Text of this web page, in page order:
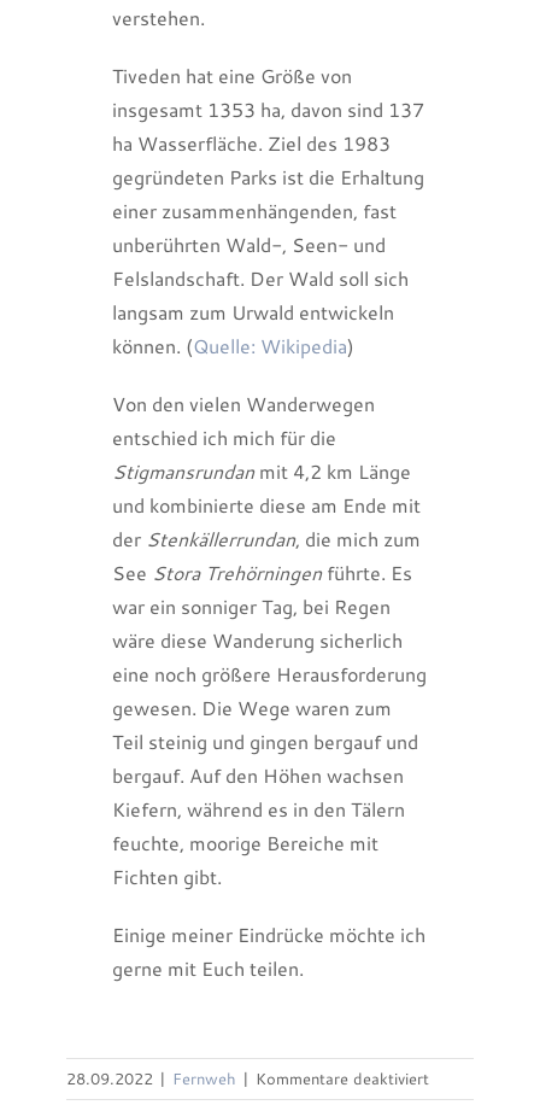
verstehen.
Tiveden hat eine Größe von
insgesamt 1353 ha, davon sind 137
ha Wasserfläche. Ziel des 1983
gegründeten Parks ist die Erhaltung
einer zusammenhängenden, fast
unberührten Wald-, Seen- und
Felslandschaft. Der Wald soll sich
langsam zum Urwald entwickeln
können. (Quelle: Wikipedia)
Von den vielen Wanderwegen
entschied ich mich für die
Stigmansrundanmit 4,2 km Länge
und kombinierte diese am Ende mit
der Stenkällerrundan, die mich zum
See Stora Trehörningenführte. Es
war ein sonniger Tag, bei Regen
wäre diese Wanderung sicherlich
eine noch größere Herausforderung
gewesen. Die Wege waren zum
Teil steinig und gingen bergauf und
bergauf. Auf den Höhen wachsen
Kiefern, während es in den Tälern
feuchte, moorige Bereiche mit
Fichten gibt.
Einige meiner Eindrücke möchte ich
gerne mit Euch teilen.
28.09.2022 | Fernweh | Kommentare deaktiviert